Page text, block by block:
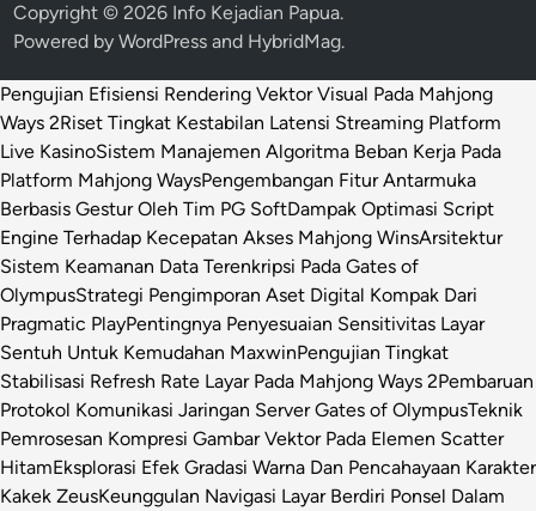
Copyright © 2026 Info Kejadian Papua.
Powered byWordPress and HybridMag.
Pengujian Efisiensi Rendering Vektor Visual Pada Mahjong
Ways 2Riset Tingkat Kestabilan Latensi Streaming Platform
Live KasinoSistem Manajemen Algoritma Beban Kerja Pada
Platform Mahjong WaysPengembangan Fitur Antarmuka
Berbasis Gestur Oleh Tim PG SoftDampak Optimasi Script
Engine Terhadap Kecepatan Akses Mahjong WinsArsitektur
Sistem Keamanan Data Terenkripsi Pada Gates of
OlympusStrategi Pengimporan Aset Digital Kompak Dari
Pragmatic PlayPentingnya Penyesuaian Sensitivitas Layar
Sentuh Untuk Kemudahan MaxwinPengujian Tingkat
Stabilisasi Refresh Rate Layar Pada Mahjong Ways 2Pembaruan
Protokol Komunikasi Jaringan Server Gates of OlympusTeknik
Pemrosesan Kompresi Gambar Vektor Pada Elemen Scatter
HitamEksplorasi Efek Gradasi Warna Dan Pencahayaan Karakter
Kakek ZeusKeunggulan Navigasi Layar Berdiri Ponsel Dalam